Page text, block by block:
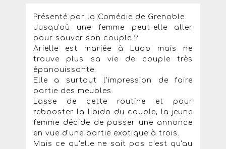
Présenté par la Comédie de Grenoble
Jusqu'où une femme peut-elle aller
pour sauver son couple ?
Arielle est mariée à Ludo mais ne
trouve plus sa vie de couple très
épanouissante.
Elle a surtout l'impression de faire
partie des meubles.
Lasse de cette routine et pour
rebooster la libido du couple, la jeune
femme décide de passer une annonce
en vue d'une partie exotique à trois.
Mais ce qu'elle ne sait pas c'est qu'au